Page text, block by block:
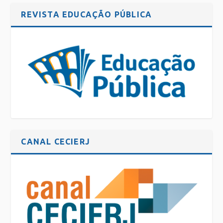
REVISTA EDUCAÇÃO PÚBLICA
CANAL CECIERJ